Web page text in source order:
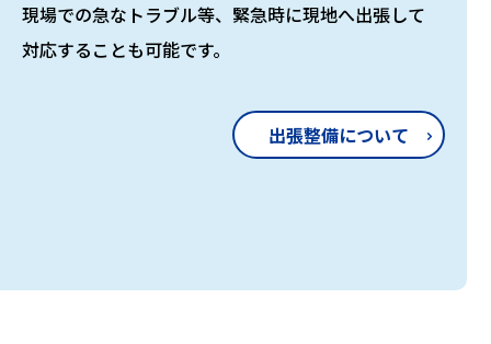
現場での急なトラブル等、緊急時に現地へ出張して
対応することも可能です。
出張整備について